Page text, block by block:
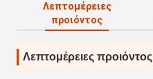
Λεπτομέρειες
προιόντος
Λεπτομέρειες προιόντος